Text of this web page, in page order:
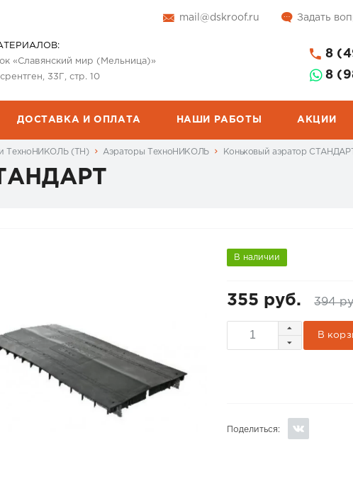
mail@dskroof.ru Задать
«Славянский мир (Мельница)»
33Г, стр. 10
8
8
ДОСТАВКА И ОПЛАТА НАШИ РАБОТЫ АКЦИИ
ТехноНИКОЛЬ (ТН) Аэраторы ТехноНИКОЛЬ Коньковый аэратор СТАНДАРТ
В наличии
355 руб. 394
В
Поделиться: